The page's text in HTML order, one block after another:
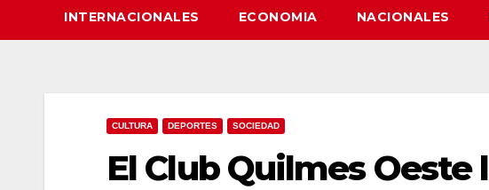
INTERNACIONALES ECONOMIA NACIONALES
CULTURA DEPORTES SOCIEDAD
El Club Quilmes Oeste